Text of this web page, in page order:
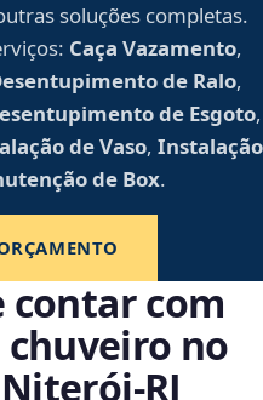
soluções completas.
Caça Vazamento,
de Ralo,
de Esgoto,
de Vaso, Instalação
de Box.
contar com
no